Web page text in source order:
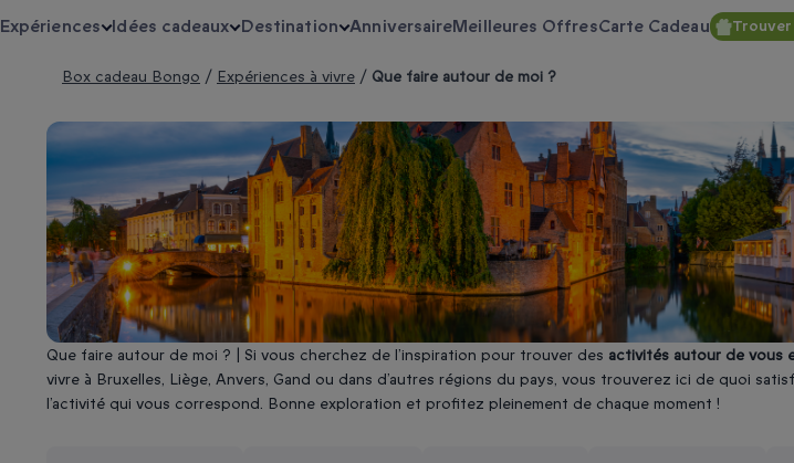
Expériences Idées cadeaux Destination AnniversaireMeilleures OffresCarte Cadeau Trouver
Box cadeau Bongo / Expériences à vivre / Que faire autour de moi ?
Que faire autour de moi ? | Si vous cherchez de l’inspiration pour trouver des activités autour de vous
vivre à Bruxelles, Liège, Anvers, Gand ou dans d’autres régions du pays, vous trouverez ici de quoi
l’activité qui vous correspond. Bonne exploration et profitez pleinement de chaque moment !